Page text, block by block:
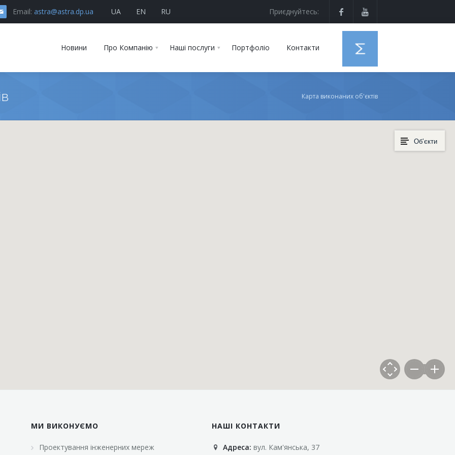
Email: astra@astra.dp.ua UA EN RU Приєднуйтесь:
Новини Про Компанію Наші послуги Портфоліо Контакти
Карта виконаних об'єктів
Об’єкти
МИ ВИКОНУЄМО
Проектування інженерних мереж
НАШІ КОНТАКТИ
Адреса: вул. Кам'янська, 37